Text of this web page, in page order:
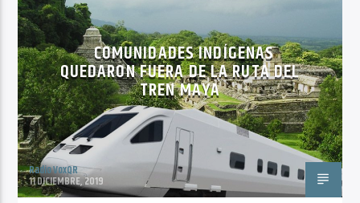
COMUNIDADES INDÍGENAS
QUEDARON FUERA DE LA RUTA DEL
TREN MAYA
Radio VoxQR
11 DICIEMBRE, 2019